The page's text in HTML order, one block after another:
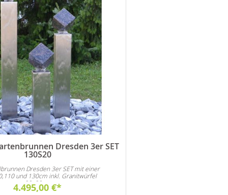
Dresden 3er SET
130S20
Dresden 3er SET mit einer
und 130cm inkl. Granitwürfel
20x20cm
4.495,00 €